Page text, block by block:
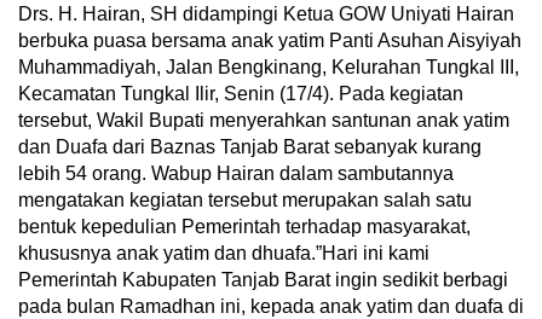
Drs. H. Hairan, SH didampingi Ketua GOW Uniyati Hairan
berbuka puasa bersama anak yatim Panti Asuhan Aisyiyah
Muhammadiyah, Jalan Bengkinang, Kelurahan Tungkal III,
Kecamatan Tungkal Ilir, Senin (17/4). Pada kegiatan
tersebut, Wakil Bupati menyerahkan santunan anak yatim
dan Duafa dari Baznas Tanjab Barat sebanyak kurang
lebih 54 orang. Wabup Hairan dalam sambutannya
mengatakan kegiatan tersebut merupakan salah satu
bentuk kepedulian Pemerintah terhadap masyarakat,
khususnya anak yatim dan dhuafa.”Hari ini kami
Pemerintah Kabupaten Tanjab Barat ingin sedikit berbagi
pada bulan Ramadhan ini, kepada anak yatim dan duafa di